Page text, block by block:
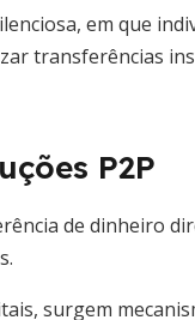
em que
transferências
P2P
de dinheiro
surgem